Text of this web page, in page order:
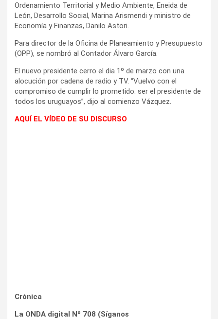
Ordenamiento Territorial y Medio Ambiente, Eneida de
León, Desarrollo Social, Marina Arismendi y ministro de
Economía y Finanzas, Danilo Astori.
Para director de la Oficina de Planeamiento y Presupuesto
(OPP), se nombró al Contador Álvaro García.
El nuevo presidente cerro el dia 1º de marzo con una
alocución por cadena de radio y TV. “Vuelvo con el
compromiso de cumplir lo prometido: ser el presidente de
todos los uruguayos”, dijo al comienzo Vázquez.
AQUÍ EL VÍDEO DE SU DISCURSO
Crónica
La ONDA digital Nº 708 (Síganos